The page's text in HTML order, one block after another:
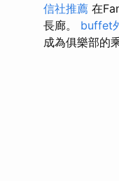
信社推薦 在
長廊。 buffet
成為俱樂部的